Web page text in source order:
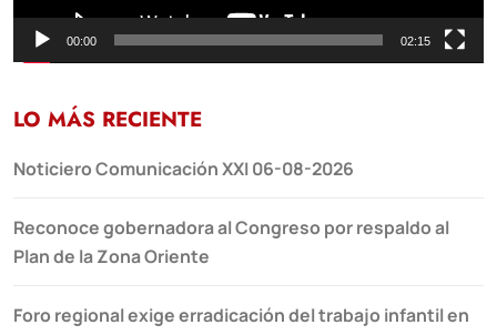
00:00 02:15
LO MÁS RECIENTE
Noticiero Comunicación XXI 06-08-2026
Reconoce gobernadora al Congreso por respaldo al
Plan de la Zona Oriente
Foro regional exige erradicación del trabajo infantil en